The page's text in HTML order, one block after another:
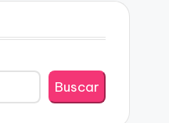
Buscar